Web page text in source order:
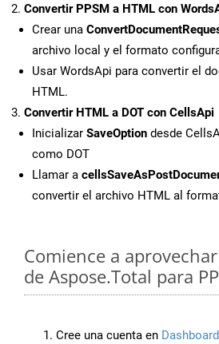
Convertir PPSM a HTML con
Crear una
archivo local y el formato
Usar WordsApi para convertir el
HTML.
Convertir HTML a DOT con CellsApi
Inicializar SaveOption desde
como DOT
Llamar a
convertir el archivo HTML al
Comience a aprovechar
de Aspose.Total para
Cree una cuenta en Dashboard